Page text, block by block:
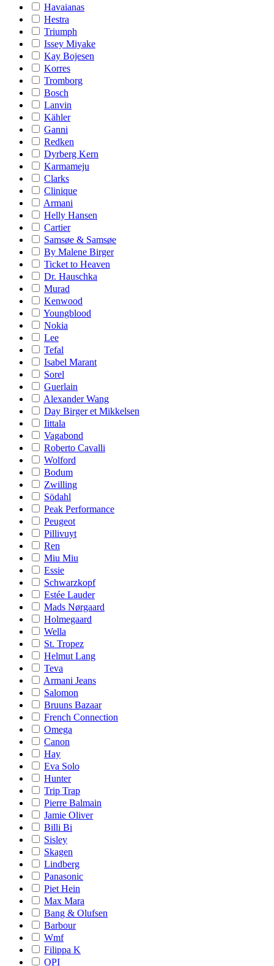
Havaianas
Hestra
Triumph
Issey Miyake
Kay Bojesen
Korres
Tromborg
Bosch
Lanvin
Kähler
Ganni
Redken
Dyrberg Kern
Karmameju
Clarks
Clinique
Armani
Helly Hansen
Cartier
Samsøe & Samsøe
By Malene Birger
Ticket to Heaven
Dr. Hauschka
Murad
Kenwood
Youngblood
Nokia
Lee
Tefal
Isabel Marant
Sorel
Guerlain
Alexander Wang
Day Birger et Mikkelsen
Iittala
Vagabond
Roberto Cavalli
Wolford
Bodum
Zwilling
Södahl
Peak Performance
Peugeot
Pillivuyt
Ren
Miu Miu
Essie
Schwarzkopf
Estée Lauder
Mads Nørgaard
Holmegaard
Wella
St. Tropez
Helmut Lang
Teva
Armani Jeans
Salomon
Bruuns Bazaar
French Connection
Omega
Canon
Hay
Eva Solo
Hunter
Trip Trap
Pierre Balmain
Jamie Oliver
Billi Bi
Sisley
Skagen
Lindberg
Panasonic
Piet Hein
Max Mara
Bang & Olufsen
Barbour
Wmf
Filippa K
OPI